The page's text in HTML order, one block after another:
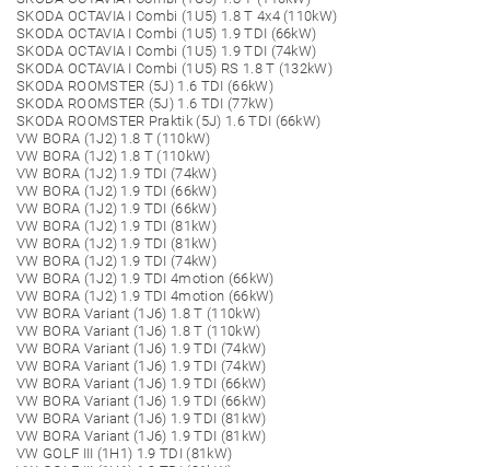
SKODA OCTAVIA I Combi (1U5) 1.8 T 4x4 (110kW)
SKODA OCTAVIA I Combi (1U5) 1.9 TDI (66kW)
SKODA OCTAVIA I Combi (1U5) 1.9 TDI (74kW)
SKODA OCTAVIA I Combi (1U5) RS 1.8 T (132kW)
SKODA ROOMSTER (5J) 1.6 TDI (66kW)
SKODA ROOMSTER (5J) 1.6 TDI (77kW)
SKODA ROOMSTER Praktik (5J) 1.6 TDI (66kW)
VW BORA (1J2) 1.8 T (110kW)
VW BORA (1J2) 1.8 T (110kW)
VW BORA (1J2) 1.9 TDI (74kW)
VW BORA (1J2) 1.9 TDI (66kW)
VW BORA (1J2) 1.9 TDI (66kW)
VW BORA (1J2) 1.9 TDI (81kW)
VW BORA (1J2) 1.9 TDI (81kW)
VW BORA (1J2) 1.9 TDI (74kW)
VW BORA (1J2) 1.9 TDI 4motion (66kW)
VW BORA (1J2) 1.9 TDI 4motion (66kW)
VW BORA Variant (1J6) 1.8 T (110kW)
VW BORA Variant (1J6) 1.8 T (110kW)
VW BORA Variant (1J6) 1.9 TDI (74kW)
VW BORA Variant (1J6) 1.9 TDI (74kW)
VW BORA Variant (1J6) 1.9 TDI (66kW)
VW BORA Variant (1J6) 1.9 TDI (66kW)
VW BORA Variant (1J6) 1.9 TDI (81kW)
VW BORA Variant (1J6) 1.9 TDI (81kW)
VW GOLF III (1H1) 1.9 TDI (81kW)